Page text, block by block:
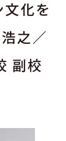
文化を
之／
副校